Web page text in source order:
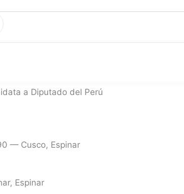
a Diputado del Perú
— Cusco, Espinar
Espinar